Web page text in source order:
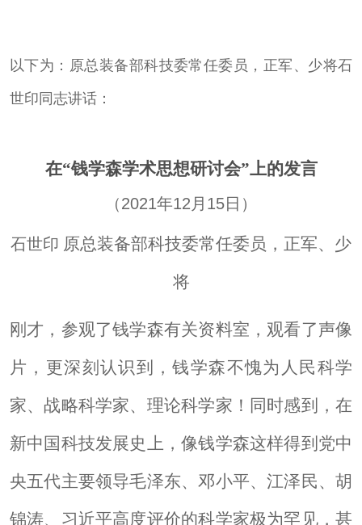
以下为： 原总装备部科技委常任委员，正军、少将石
世印同志讲话：
在“钱学森学术思想研讨会”上的发言
（2021年12月15日）
石世印 原总装备部科技委常任委员，正军、少
将
刚才，参观了钱学森有关资料室，观看了声像
片，更深刻认识到，钱学森不愧为人民科学
家、战略科学家、理论科学家！同时感到，在
新中国科技发展史上，像钱学森这样得到党中
央五代主要领导毛泽东、邓小平、江泽民、胡
锦涛、习近平高度评价的科学家极为罕见，甚